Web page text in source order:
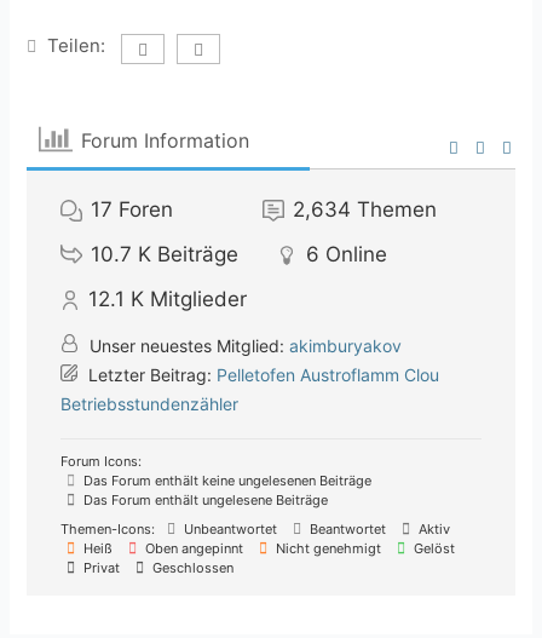
Teilen:
Forum Information
17 Foren 2,634 Themen
10.7 K Beiträge 6 Online
12.1 K Mitglieder
Unser neuestes Mitglied:akimburyakov
Letzter Beitrag: Pelletofen Austroflamm Clou
Betriebsstundenzähler
Forum Icons:
Das Forum enthält keine ungelesenen Beiträge
Das Forum enthält ungelesene Beiträge
Themen-Icons:
Unbeantwortet Beantwortet
Aktiv
Heiß
Oben angepinnt Nicht genehmigt
Gelöst
Privat
Geschlossen